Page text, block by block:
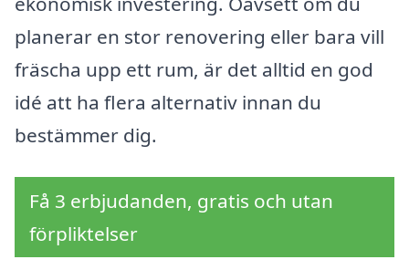
planerar en stor renovering eller bara vill
fräscha upp ett rum, är det alltid en god
idé att ha flera alternativ innan du
bestämmer dig.
Få 3 erbjudanden, gratis och utan
förpliktelser